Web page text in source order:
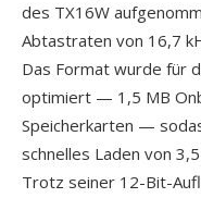
des TX16W
Abtastraten von 16,7
Das Format wurde für
optimiert — 1,5 MB
Speicherkarten —
schnelles Laden von
Trotz seiner 12-Bit-